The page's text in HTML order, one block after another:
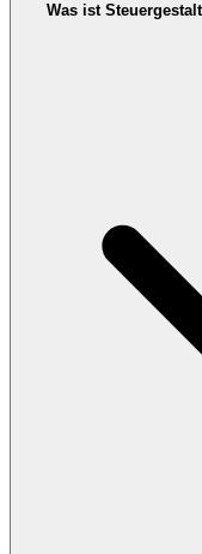
Was ist